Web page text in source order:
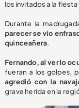
los invitados a la
Durante la
parecer se vio
quinceañera.
Fernando, al ver lo
fueran a los golpes,
agredió con la
grave herida en la